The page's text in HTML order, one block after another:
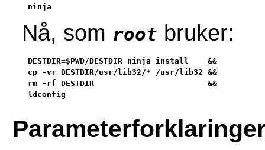
ninja
Nå, som root bruker:
DESTDIR=$PWD/DESTDIR ninja install    &&
cp -vr DESTDIR/usr/lib32/* /usr/lib32 &&
rm -rf DESTDIR                        &&
ldconfig